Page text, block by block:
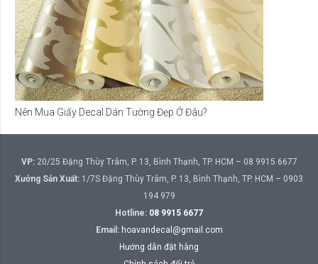
Nên Mua Giấy Decal Dán Tường Đẹp Ở Đâu?
VP:20/25 Đặng Thùy Trâm, P. 13, Bình Thạnh, TP. HCM – 08 9915 6677
Xưởng Sản Xuất: 1/7S Đặng Thùy Trâm, P. 13, Bình Thạnh, TP. HCM – 0903
194 979
Hotline: 08 9915 6677
Email: hoavandecal@gmail.com
Hướng dẫn đặt hàng